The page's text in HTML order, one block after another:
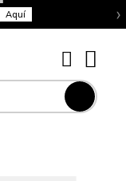
Aquí ›